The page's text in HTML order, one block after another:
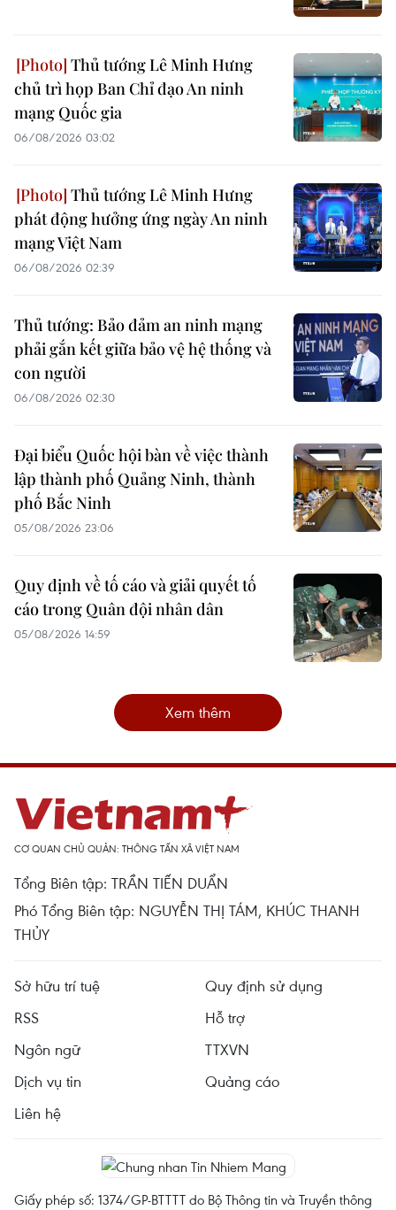
Thủ tướng Lê Minh Hưng
chủ trì họp Ban Chỉ đạo An ninh
mạng Quốc gia
06/08/2026 03:02
Thủ tướng Lê Minh Hưng
phát động hưởng ứng ngày An ninh
mạng Việt Nam
06/08/2026 02:39
Thủ tướng: Bảo đảm an ninh mạng
phải gắn kết giữa bảo vệ hệ thống và
con người
06/08/2026 02:30
Đại biểu Quốc hội bàn về việc thành
lập thành phố Quảng Ninh, thành
phố Bắc Ninh
05/08/2026 23:06
Quy định về tố cáo và giải quyết tố
cáo trong Quân đội nhân dân
05/08/2026 14:59
Xem thêm
CƠ QUAN CHỦ QUẢN: THÔNG TẤN XÃ VIỆT NAM
Tổng Biên tập: TRẦN TIẾN DUẨN
Phó Tổng Biên tập: NGUYỄN THỊ TÁM, KHÚC THANH
THỦY
Sở hữu trí tuệ
Quy định sử dụng
RSS
Hỗ trợ
Ngôn ngữ
TTXVN
Dịch vụ tin
Quảng cáo
Liên hệ
Giấy phép số: 1374/GP-BTTTT do Bộ Thông tin và Truyền thông